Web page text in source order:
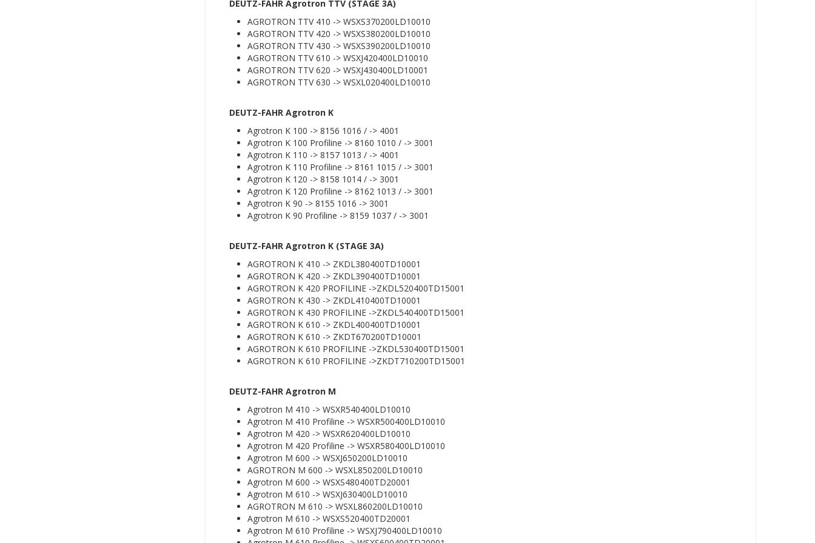
DEUTZ-FAHR Agrotron TTV (STAGE 3A)
AGROTRON TTV 410 -> WSXS370200LD10010
AGROTRON TTV 420 -> WSXS380200LD10010
AGROTRON TTV 430 -> WSXS390200LD10010
AGROTRON TTV 610 -> WSXJ420400LD10010
AGROTRON TTV 620 -> WSXJ430400LD10001
AGROTRON TTV 630 -> WSXL020400LD10010
DEUTZ-FAHR Agrotron K
Agrotron K 100 -> 8156 1016 / -> 4001
Agrotron K 100 Profiline -> 8160 1010 / -> 3001
Agrotron K 110 -> 8157 1013 / -> 4001
Agrotron K 110 Profiline -> 8161 1015 / -> 3001
Agrotron K 120 -> 8158 1014 / -> 3001
Agrotron K 120 Profiline -> 8162 1013 / -> 3001
Agrotron K 90 -> 8155 1016 -> 3001
Agrotron K 90 Profiline -> 8159 1037 / -> 3001
DEUTZ-FAHR Agrotron K (STAGE 3A)
AGROTRON K 410 -> ZKDL380400TD10001
AGROTRON K 420 -> ZKDL390400TD10001
AGROTRON K 420 PROFILINE ->ZKDL520400TD15001
AGROTRON K 430 -> ZKDL410400TD10001
AGROTRON K 430 PROFILINE ->ZKDL540400TD15001
AGROTRON K 610 -> ZKDL400400TD10001
AGROTRON K 610 -> ZKDT670200TD10001
AGROTRON K 610 PROFILINE ->ZKDL530400TD15001
AGROTRON K 610 PROFILINE ->ZKDT710200TD15001
DEUTZ-FAHR Agrotron M
Agrotron M 410 -> WSXR540400LD10010
Agrotron M 410 Profiline -> WSXR500400LD10010
Agrotron M 420 -> WSXR620400LD10010
Agrotron M 420 Profiline -> WSXR580400LD10010
Agrotron M 600 -> WSXJ650200LD10010
AGROTRON M 600 -> WSXL850200LD10010
Agrotron M 600 -> WSXS480400TD20001
Agrotron M 610 -> WSXJ630400LD10010
AGROTRON M 610 -> WSXL860200LD10010
Agrotron M 610 -> WSXS520400TD20001
Agrotron M 610 Profiline -> WSXJ790400LD10010